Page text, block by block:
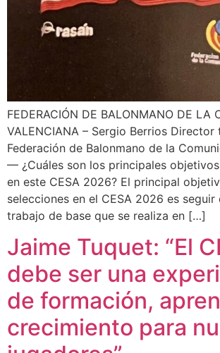
FEDERACIÓN DE BALONMANO DE LA
VALENCIANA – Sergio Berrios Director
Federación de Balonmano de la
— ¿Cuáles son los principales
en este CESA 2026? El principal
selecciones en el CESA 2026 es
trabajo de base que se realiza en […]
Jaime Tuquet: “El
debe ser una
de formación,
crecimiento para